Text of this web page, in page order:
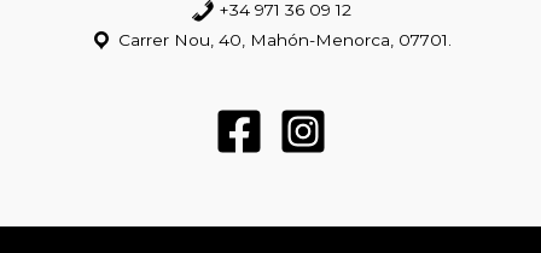
+34 971 36 09 12
Carrer Nou, 40, Mahón-Menorca, 07701.